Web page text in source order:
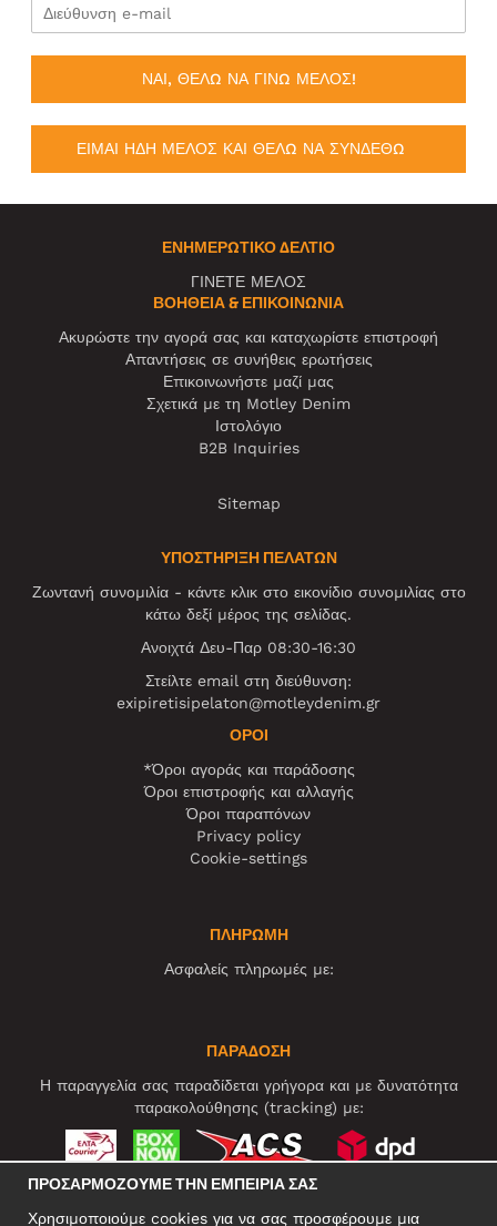
ΝΑΙ, ΘΕΛΩ ΝΑ ΓΙΝΩ ΜΕΛΟΣ!
ΕΙΜΑΙ ΗΔΗ ΜΕΛΟΣ ΚΑΙ ΘΕΛΩ ΝΑ ΣΥΝΔΕΘΩ
ΕΝΗΜΕΡΩΤΙΚΌ ΔΕΛΤΊΟ
ΓΙΝΕΤΕ ΜΕΛΟΣ
ΒΟΉΘΕΙΑ & ΕΠΙΚΟΙΝΩΝΊΑ
Ακυρώστε την αγορά σας και καταχωρίστε επιστροφή
Απαντήσεις σε συνήθεις ερωτήσεις
Επικοινωνήστε μαζί μας
Σχετικά με τη Motley Denim
Ιστολόγιο
B2B Inquiries
Sitemap
ΥΠΟΣΤΗΡΙΞΗ ΠΕΛΑΤΩΝ
Ζωντανή συνομιλία - κάντε κλικ στο εικονίδιο συνομιλίας στο
κάτω δεξί μέρος της σελίδας.
Ανοιχτά Δευ-Παρ 08:30-16:30
Στείλτε email στη διεύθυνση:
exipiretisipelaton@motleydenim.gr
ΌΡΟΙ
*Όροι αγοράς και παράδοσης
Όροι επιστροφής και αλλαγής
Όροι παραπόνων
Privacy policy
Cookie-settings
ΠΛΗΡΩΜΗ
Ασφαλείς πληρωμές με:
ΠΑΡΑΔΟΣΗ
Η παραγγελία σας παραδίδεται γρήγορα και με δυνατότητα
παρακολούθησης (tracking) με:
ΠΡΟΣΑΡΜΌΖΟΥΜΕ ΤΗΝ ΕΜΠΕΙΡΊΑ ΣΑΣ
Χρησιμοποιούμε cookies για να σας προσφέρουμε μια